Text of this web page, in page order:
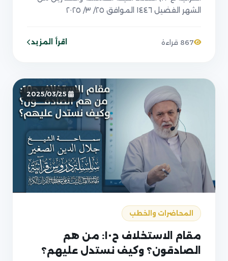
الشهر الفضيل ١٤٤٦ الموافق ٢٥/ ٣/ ٢٠٢٥
867 قراءة اقرأ المزيد
المحاضرات والخطب
مقام الاستخلاف ح١٠: من هم
الصادقون؟ وكيف نستدل عليهم؟